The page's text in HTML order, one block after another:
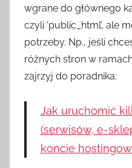
wgrane do głównego
czyli ‘public_html’, ale
potrzeby. Np., jeśli
różnych stron w
zajrzyj do poradnika:
Jak uruchomić
(serwisów, e-
koncie